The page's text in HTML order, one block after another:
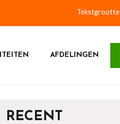
Tekstgrootte
AFDELINGEN
RECENT